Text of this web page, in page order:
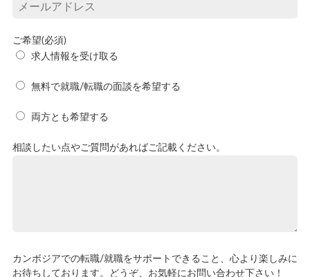
ご希望(必須)
求人情報を受け取る
無料で就職/転職の面談を希望する
両方とも希望する
相談したい点やご質問があればご記載ください。
カンボジアでの転職/就職をサポートできること、心より楽しみに
お待ちしております。どうぞ、お気軽にお問い合わせ下さい！